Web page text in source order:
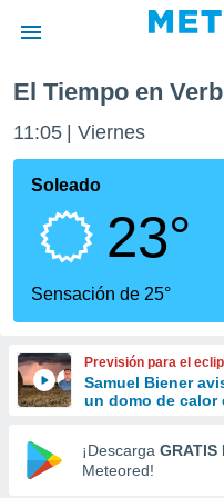
de
por
que se
calidad.
a este
las
y
forma
digital
basada
El Tiempo en
11:05 Viernes
Soleado
23°
Sensación de 25°
Previsión para el
Samuel Biener
un domo de calor
¡Descarga GRATIS
Meteored!